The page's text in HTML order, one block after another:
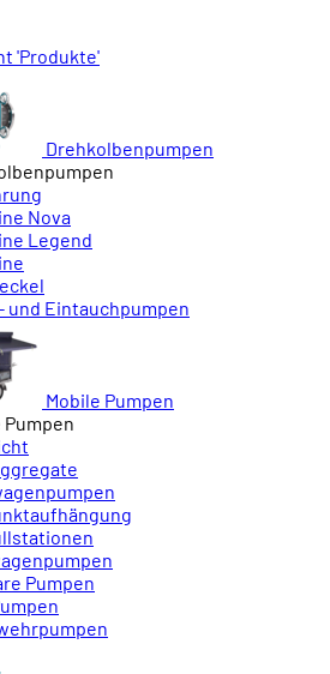
'Produkte'
Drehkolbenpumpen
Nova
Legend
und Eintauchpumpen
Mobile Pumpen
Pumpen
Pumpen